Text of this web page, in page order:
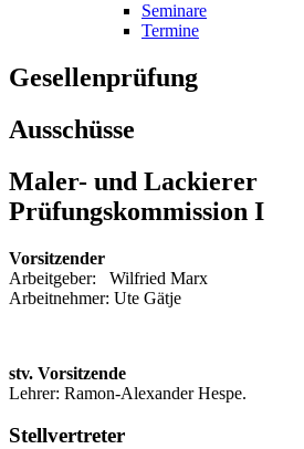
Seminare
Termine
Gesellenprüfung
Ausschüsse
Maler- und Lackierer
Prüfungskommission I
Vorsitzender
Arbeitgeber: Wilfried Marx
Arbeitnehmer: Ute Gätje
stv. Vorsitzende
Lehrer: Ramon-Alexander Hespe.
Stellvertreter